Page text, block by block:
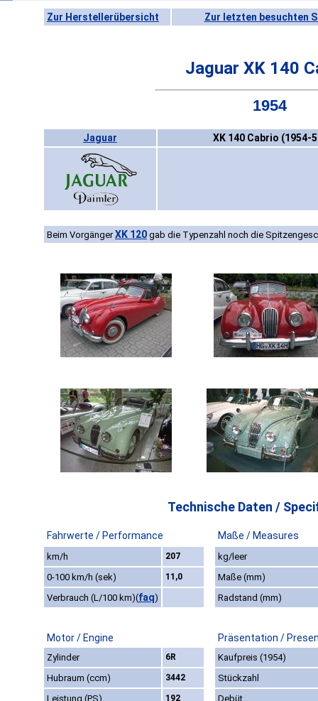
Zur Herstellerübersicht Zur letzten besuchten
Jaguar XK 140
1954
Jaguar XK 140 Cabrio (1954-
Beim VorgängerXK 120 gab die Typenzahl noch die
Technische Daten /
Fahrwerte / Performance Maße / Measures
km/h 207
kg/leer
0-100 km/h (sek)
11,0
Maße (mm)
Verbrauch (L/100 km)(faq) Radstand (mm)
Motor / Engine Präsentation /
Zylinder 6R
Kaufpreis (1954)
Hubraum (ccm)
3442
Stückzahl
Leistung (PS)
192 Debüt